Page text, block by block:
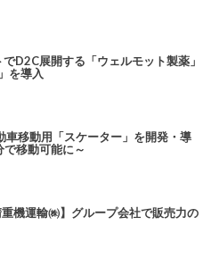
D2C展開する「ウェルモット製薬」
を導入
車移動用「スケーター」を開発・導
移動可能に～
機運輸㈱】グループ会社で販売力の